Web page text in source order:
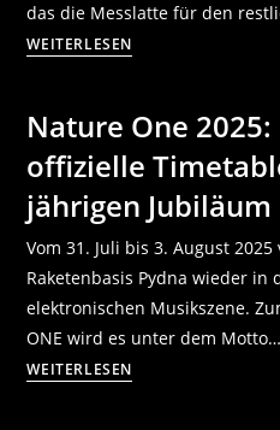
das die Messlatte für den
WEITERLESEN
Nature One
offizielle
jährigen Jubiläum
Vom 31. Juli bis 3. August
Raketenbasis Pydna wieder in
elektronischen Musikszene.
ONE wird es unter dem Motto…
WEITERLESEN